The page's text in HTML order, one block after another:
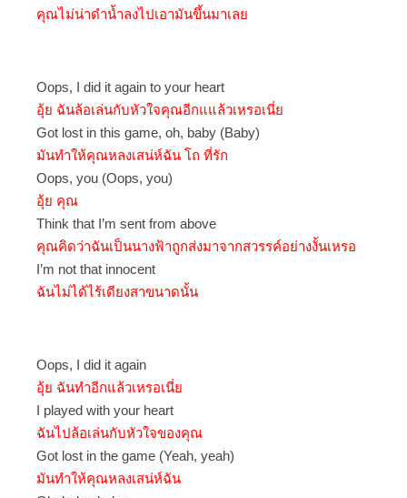
คุณไม่น่าดำน้ำลงไปเอามันขึ้นมาเลย
Oops, I did it again to your heart
อุ้ย ฉันล้อเล่นกับหัวใจคุณอีกแแล้วเหรอเนี่ย
Got lost in this game, oh, baby (Baby)
มันทำให้คุณหลงเสน่ห์ฉัน โถ ที่รัก
Oops, you (Oops, you)
อุ้ย คุณ
Think that I’m sent from above
คุณคิดว่าฉันเป็นนางฟ้าถูกส่งมาจากสวรรค์อย่างงั้นเหรอ
I’m not that innocent
ฉันไม่ได้ไร้เดียงสาขนาดนั้น
Oops, I did it again
อุ้ย ฉันทำอีกแล้วเหรอเนี่ย
I played with your heart
ฉันไปล้อเล่นกับหัวใจของคุณ
Got lost in the game (Yeah, yeah)
มันทำให้คุณหลงเสน่ห์ฉัน